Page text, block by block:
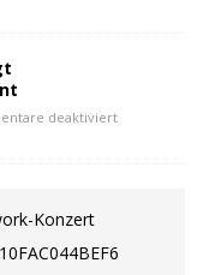
deaktiviert